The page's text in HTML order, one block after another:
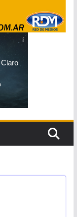
Claro